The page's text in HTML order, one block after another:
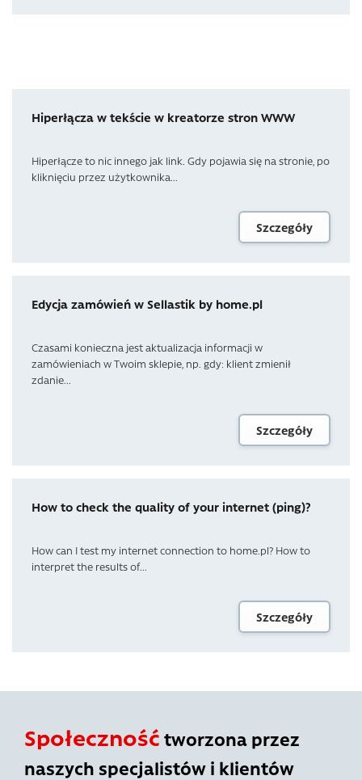
Hiperłącza w tekście w kreatorze stron WWW
Hiperłącze to nic innego jak link. Gdy pojawia się na stronie, po
kliknięciu przez użytkownika...
Szczegóły
Edycja zamówień w Sellastik by home.pl
Czasami konieczna jest aktualizacja informacji w
zamówieniach w Twoim sklepie, np. gdy: klient zmienił
zdanie...
Szczegóły
How to check the quality of your internet (ping)?
How can I test my internet connection to home.pl? How to
interpret the results of...
Szczegóły
Społeczność tworzona przez
naszych specjalistów i klientów